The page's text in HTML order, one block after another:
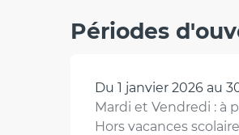
Périodes
Du 1 janvier 2026 au
Mardi et Vendredi : à
Hors vacances